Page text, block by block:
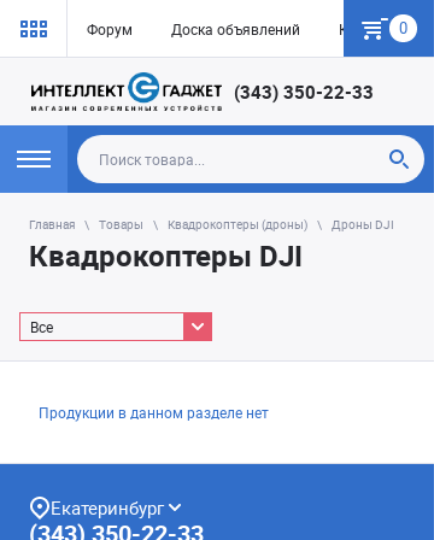
Форум Доска объявлений Как купить
0
(343) 350-22-33
Главная Товары Квадрокоптеры (дроны) Дроны DJI
Квадрокоптеры DJI
Все
Продукции в данном разделе нет
Екатеринбург
(343) 350-22-33